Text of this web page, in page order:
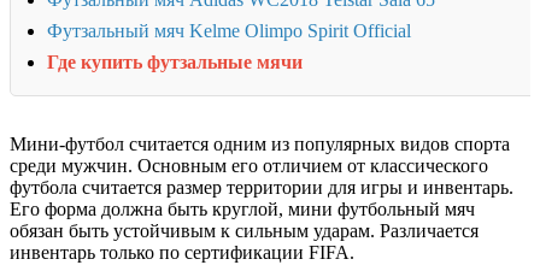
Футзальный мяч Kelme Olimpo Spirit Official
Где купить футзальные мячи
Мини-футбол считается одним из популярных видов спорта
среди мужчин. Основным его отличием от классического
футбола считается размер территории для игры и инвентарь.
Его форма должна быть круглой, мини футбольный мяч
обязан быть устойчивым к сильным ударам. Различается
инвентарь только по сертификации FIFA.